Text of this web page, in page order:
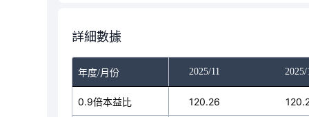
詳細數據
年度/月份
2025/10 2025/11 2025/
0.9倍本益比
120.26 120.26